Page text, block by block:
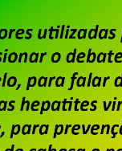
entre a
e o
dia 06 de
deliberativa
Janeiro. A